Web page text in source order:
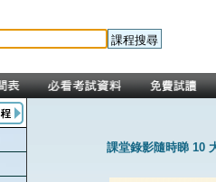
課堂錄影隨時睇 10